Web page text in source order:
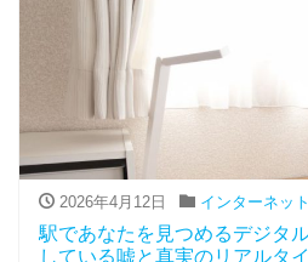
2026年4月12日 インターネット
駅であなたを見つめるデジタ
している嘘と真実のリアルタ